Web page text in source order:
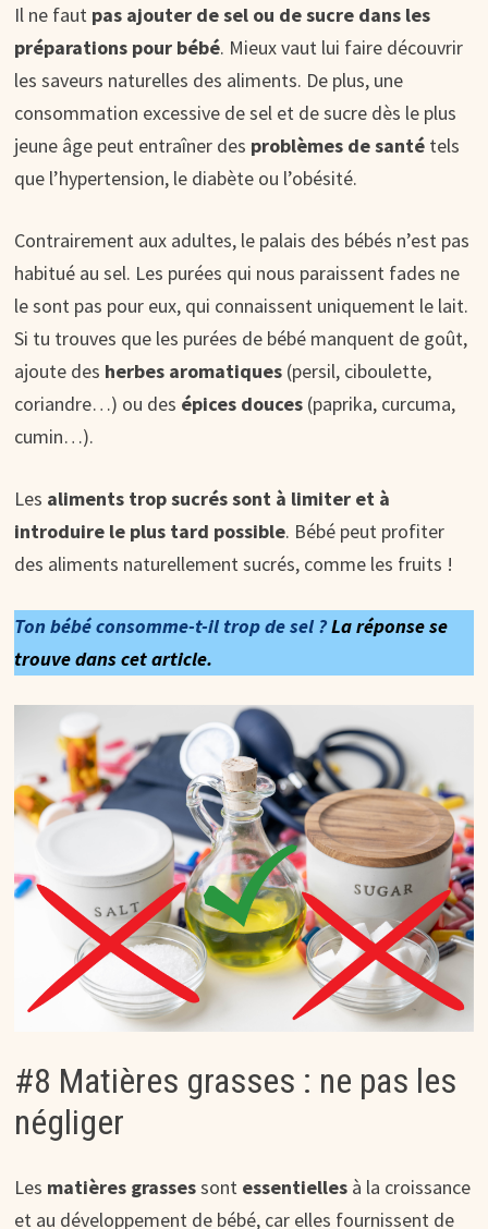
Il ne faut pas ajouter de sel ou de sucre dans les
préparations pour bébé. Mieux vaut lui faire découvrir
les saveurs naturelles des aliments. De plus, une
consommation excessive de sel et de sucre dès le plus
jeune âge peut entraîner des problèmes de santétels
que l’hypertension, le diabète ou l’obésité.
Contrairement aux adultes, le palais des bébés n’est pas
habitué au sel. Les purées qui nous paraissent fades ne
le sont pas pour eux, qui connaissent uniquement le lait.
Si tu trouves que les purées de bébé manquent de goût,
ajoute des herbes aromatiques(persil, ciboulette,
coriandre…) ou des épices douces(paprika, curcuma,
cumin…).
Les aliments trop sucrés sont à limiter et à
introduire le plus tard possible. Bébé peut profiter
des aliments naturellement sucrés, comme les fruits !
Ton bébé consomme-t-il trop de sel ?La réponse se
trouve dans cet article.
#8 Matières grasses : ne pas les
négliger
Les matières grassessont essentielles à la croissance
et au développement de bébé, car elles fournissent de